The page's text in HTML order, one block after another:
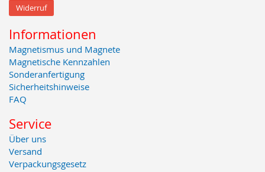
Widerruf
Informationen
Magnetismus und Magnete
Magnetische Kennzahlen
Sonderanfertigung
Sicherheitshinweise
FAQ
Service
Über uns
Versand
Verpackungsgesetz